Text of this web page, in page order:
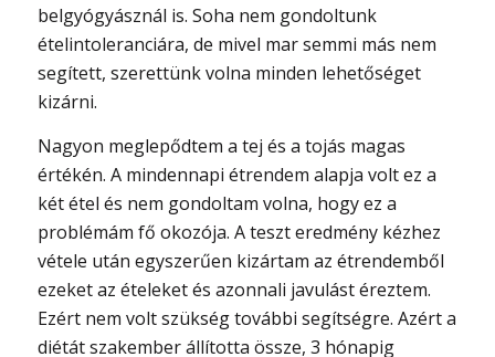
belgyógyásznál is. Soha nem gondoltunk
ételintoleranciára, de mivel mar semmi más nem
segített, szerettünk volna minden lehetőséget
kizárni.
Nagyon meglepődtem a tej és a tojás magas
értékén. A mindennapi étrendem alapja volt ez a
két étel és nem gondoltam volna, hogy ez a
problémám fő okozója. A teszt eredmény kézhez
vétele után egyszerűen kizártam az étrendemből
ezeket az ételeket és azonnali javulást éreztem.
Ezért nem volt szükség további segítségre. Azért a
diétát szakember állította össze, 3 hónapig